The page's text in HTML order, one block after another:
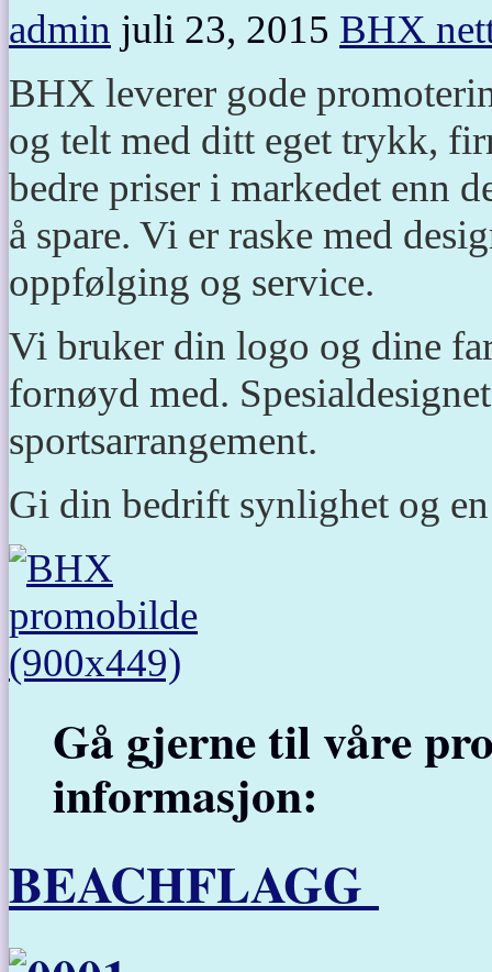
admin juli 23, 2015 BHX
BHX leverer gode
og telt med ditt eget trykk,
bedre priser i markedet enn
å spare. Vi er raske med
oppfølging og service.
Vi bruker din logo og dine
fornøyd med.
sportsarrangement.
Gi din bedrift synlighet og
Gå gjerne til våre
informasjon:
BEACHFLAGG